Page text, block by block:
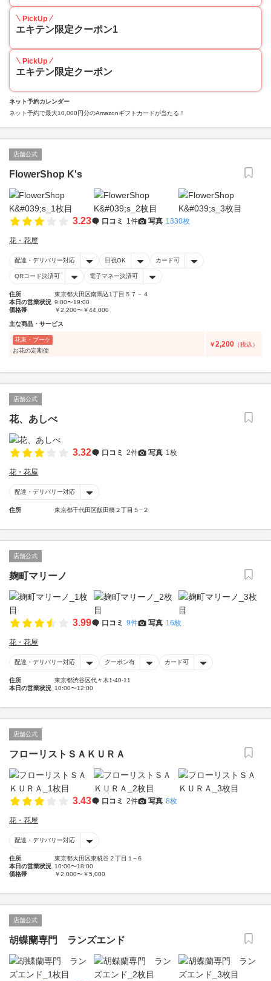
PickUp
エキテン限定クーポン1
PickUp
エキテン限定クーポン
ネット予約カレンダー
ネット予約で最大10,000円分のAmazonギフトカードが当たる！
店舗公式
FlowerShop K's
3.23 口コミ 1件 写真 1330枚
花・花屋
配達・デリバリー対応 日祝OK カード可
QRコード決済可 電子マネー決済可
住所
東京都大田区南馬込1丁目５７－４
本日の営業状況 9:00〜19:00
価格帯
￥2,200〜￥44,000
主な商品・サービス
花束・ブーケ
お花の定期便
￥2,200 （税込）
店舗公式
花、あしべ
3.32 口コミ 2件 写真 1枚
花・花屋
配達・デリバリー対応
住所 東京都千代田区飯田橋２丁目５−２
店舗公式
麹町マリーノ
3.99 口コミ 9件 写真 16枚
花・花屋
配達・デリバリー対応 クーポン有 カード可
住所
東京都渋谷区代々木1-40-11
本日の営業状況 10:00〜12:00
店舗公式
フローリストＳＡＫＵＲＡ
3.43 口コミ 2件 写真 8枚
花・花屋
配達・デリバリー対応
住所
東京都大田区東糀谷２丁目１−６
本日の営業状況 10:00〜18:00
価格帯
￥2,000〜￥5,000
店舗公式
胡蝶蘭専門 ランズエンド